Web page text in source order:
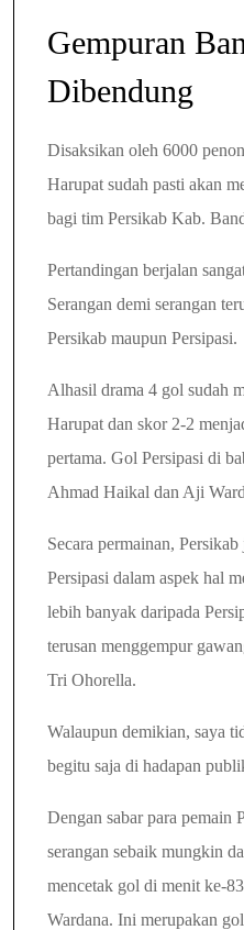
Gempuran
Dibendung
Disaksikan oleh 6000
Harupat sudah pasti akan
bagi tim Persikab Kab.
Pertandingan berjalan
Serangan demi serangan
Persikab maupun Persipasi.
Alhasil drama 4 gol sudah
Harupat dan skor 2-2
pertama. Gol Persipasi di
Ahmad Haikal dan Aji
Secara permainan,
Persipasi dalam aspek hal
lebih banyak daripada
terusan menggempur
Tri Ohorella.
Walaupun demikian, saya
begitu saja di hadapan
Dengan sabar para pemain
serangan sebaik mungkin
mencetak gol di menit ke-
Wardana. Ini merupakan